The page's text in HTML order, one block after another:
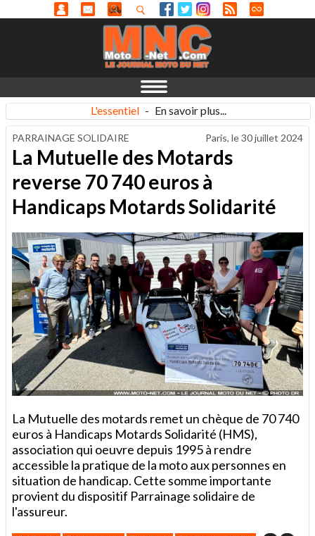
L'essentiel - En savoir plus...
PARRAINAGE SOLIDAIRE Paris, le30 juillet 2024
La Mutuelle des Motards
reverse 70 740 euros à
Handicaps Motards Solidarité
La Mutuelle des motards remet un chèque de 70 740
euros à Handicaps Motards Solidarité (HMS),
association qui oeuvre depuis 1995 à rendre
accessible la pratique de la moto aux personnes en
situation de handicap. Cette somme importante
provient du dispositif Parrainage solidaire de
l'assureur.